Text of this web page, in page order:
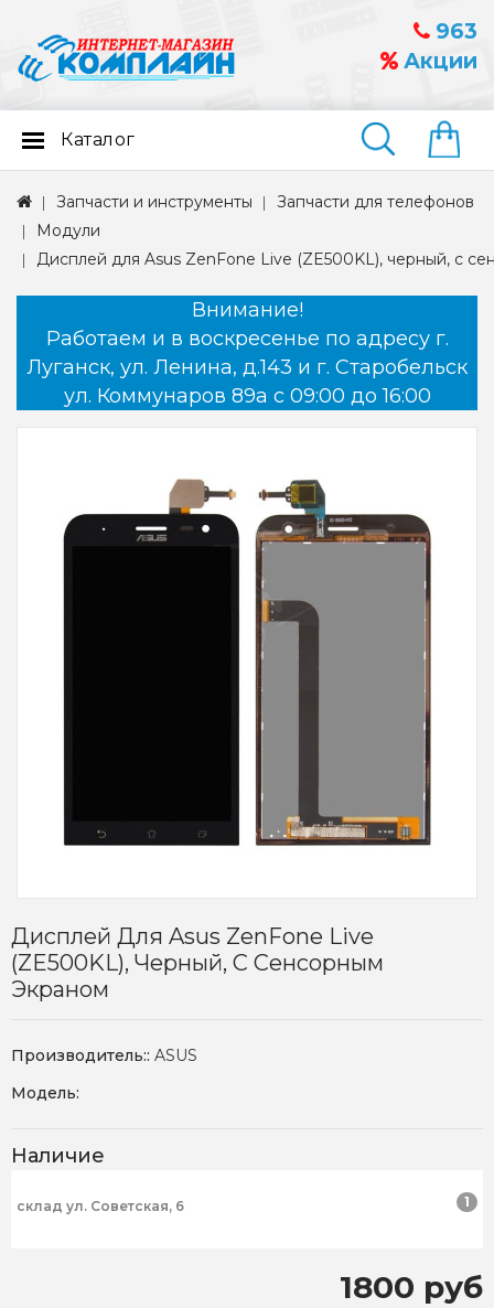
963
Акции
Найти
Каталог
Запчасти и инструменты
Запчасти для телефонов
Модули
Дисплей для Asus ZenFone Live (ZE500KL), черный, с
Внимание!
Работаем и в воскресенье по адресу г.
Луганск, ул. Ленина, д.143 и г. Старобельск
ул. Коммунаров 89а с 09:00 до 16:00
Дисплей Для Asus ZenFone Live
(ZE500KL), Черный, С Сенсорным
Экраном
Производитель:: ASUS
Модель:
Наличие
склад ул. Советская, 6 1
1800 руб